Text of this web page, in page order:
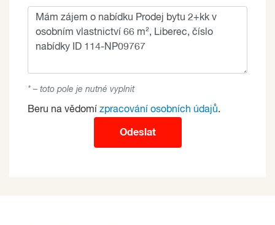
* – toto pole je nutné vyplnit
Beru na vědomí zpracování osobních údajů.
Odeslat